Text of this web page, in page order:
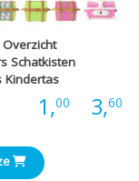
Schatkisten
Kindertas
1,00 3,60